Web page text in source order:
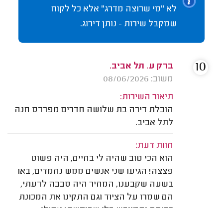
לא "מי שרוצה מדרג" אלא כל לקוח
שמקבל שירות - נותן דירוג.
ברק ע. תל אביב.
משוב: 08/06/2026
תיאור השירות:
הובלת דירה בת שלושה חדרים מפרדס חנה
לתל אביב.
חוות דעת:
הוא הכי טוב שהיה לי בחיים, היה פשוט
פצצה! הגיעו שני אנשים ממש נחמדים, באו
בשעה שקבענו, המחיר היה סבבה לדעתי,
הם שמרו על הציוד וגם התקינו את המכונת
10